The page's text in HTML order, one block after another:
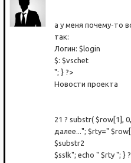
а у меня почему-то
так:
Логин: $login
$: $vschet
"; } ?>
Новости проекта
21 ? substr( $row[1],
далее..."; $rty="
$substr2
$sslk"; echo " $rty "; }